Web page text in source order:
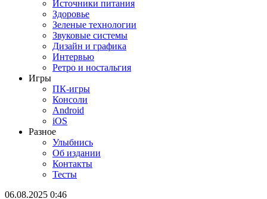
Источники питания
Здоровье
Зеленые технологии
Звуковые системы
Дизайн и графика
Интервью
Ретро и ностальгия
Игры
ПК-игры
Консоли
Android
iOS
Разное
Улыбнись
Об издании
Контакты
Тесты
06.08.2025 0:46